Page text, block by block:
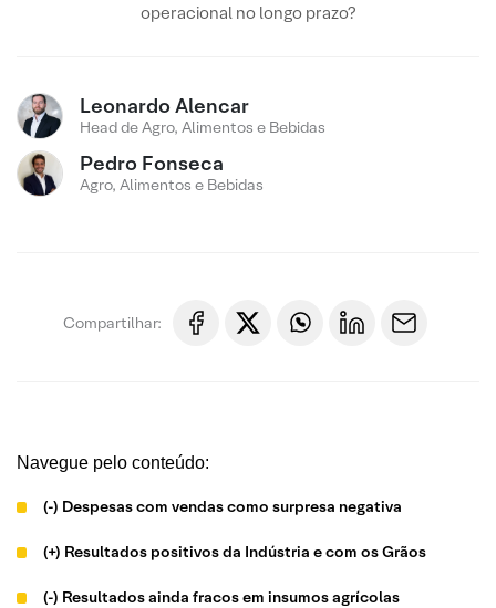
operacional no longo prazo?
Leonardo Alencar
Head de Agro, Alimentos e Bebidas
Pedro Fonseca
Agro, Alimentos e Bebidas
Compartilhar:
Navegue pelo conteúdo:
(-) Despesas com vendas como surpresa negativa
(+) Resultados positivos da Indústria e com os Grãos
(-) Resultados ainda fracos em insumos agrícolas